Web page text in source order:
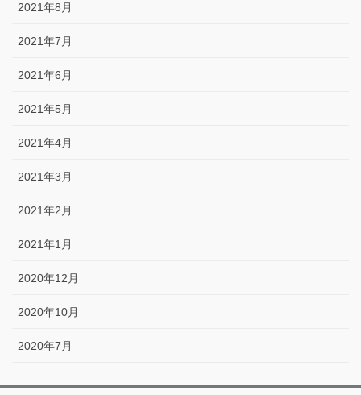
2021年8月
2021年7月
2021年6月
2021年5月
2021年4月
2021年3月
2021年2月
2021年1月
2020年12月
2020年10月
2020年7月